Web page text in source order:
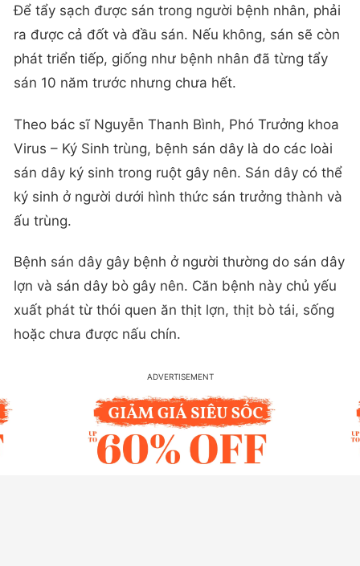
Để tẩy sạch được sán trong người bệnh nhân, phải
ra được cả đốt và đầu sán. Nếu không, sán sẽ còn
phát triển tiếp, giống như bệnh nhân đã từng tẩy
sán 10 năm trước nhưng chưa hết.
Theo bác sĩ Nguyễn Thanh Bình, Phó Trưởng khoa
Virus – Ký Sinh trùng, bệnh sán dây là do các loài
sán dây ký sinh trong ruột gây nên. Sán dây có thể
ký sinh ở người dưới hình thức sán trưởng thành và
ấu trùng.
Bệnh sán dây gây bệnh ở người thường do sán dây
lợn và sán dây bò gây nên. Căn bệnh này chủ yếu
xuất phát từ thói quen ăn thịt lợn, thịt bò tái, sống
hoặc chưa được nấu chín.